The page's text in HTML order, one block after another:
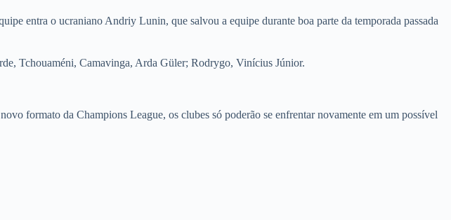
entra o ucraniano Andriy Lunin, que salvou a equipe durante boa parte da temporada passada
Tchouaméni, Camavinga, Arda Güler; Rodrygo, Vinícius Júnior.
formato da Champions League, os clubes só poderão se enfrentar novamente em um possível